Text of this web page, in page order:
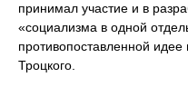
принимал участие и в
«социализма в одной
противопоставленной
Троцкого.